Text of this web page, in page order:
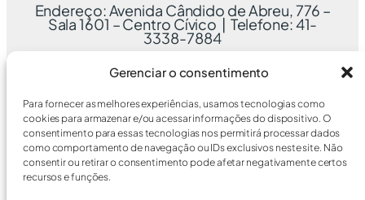
Gerenciar o consentimento
Para fornecer as melhores experiências, usamos tecnologias como
cookies para armazenar e/ou acessar informações do dispositivo. O
consentimento para essas tecnologias nos permitirá processar dados
como comportamento de navegação ou IDs exclusivos neste site. Não
consentir ou retirar o consentimento pode afetar negativamente certos
recursos e funções.
Endereço: Avenida Cândido de Abreu, 776 –
Sala 1601 – Centro Cívico | Telefone: 41-
3338-7884